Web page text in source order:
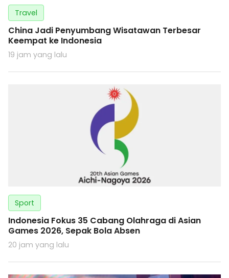
Travel
China Jadi Penyumbang Wisatawan Terbesar
Keempat ke Indonesia
19 jam yang lalu
Sport
Indonesia Fokus 35 Cabang Olahraga di Asian
Games 2026, Sepak Bola Absen
20 jam yang lalu